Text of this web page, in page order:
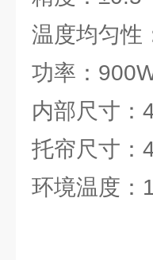
温度均匀
功率：
内部尺寸：
托帘尺寸：
环境温度：